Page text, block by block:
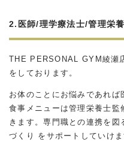
2.医師/理学療法士/管理栄
THE PERSONAL GYM綾瀬
をしております。
お体のことにお悩みであれば
食事メニューは管理栄養士監
きます。専門職との連携を
づくり をサポートしていけま